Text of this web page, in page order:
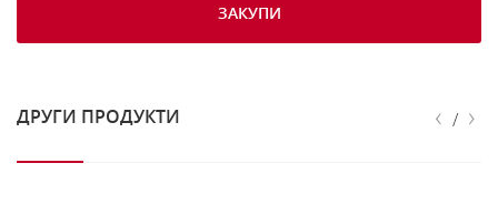
ЗАКУПИ
ДРУГИ ПРОДУКТИ ‹ / ›